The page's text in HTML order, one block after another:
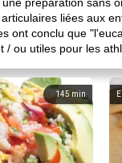
liées aux
ont conclu que
/ ou utiles pour les
145 min